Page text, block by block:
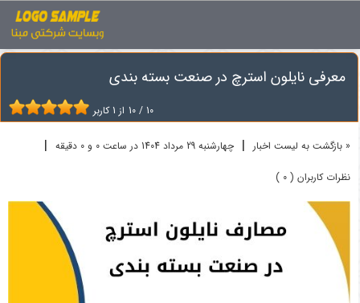
معرفی نایلون استرچ در صنعت بسته بندی
معرفی نایلون استرچ در صنعت بسته بندی
10 / 10 از 1 کاربر
« بازگشت به لیست اخبار | چهارشنبه 29 مرداد 1404 در ساعت 0 و 0 دقیقه |
نظرات کاربران ( 0 )